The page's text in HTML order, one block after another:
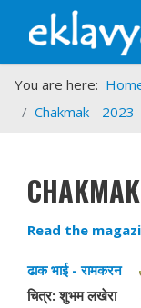
You are here:
Chakmak - 2023
Read the
ढाक भाई - रामकरन
चित्र: शुभम लखेरा